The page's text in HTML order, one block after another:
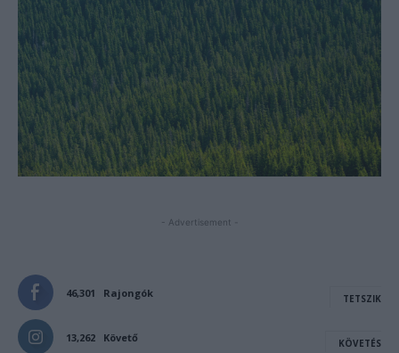
- Advertisement -
46,301 Rajongók TETSZIK
13,262 Követő KÖVETÉS